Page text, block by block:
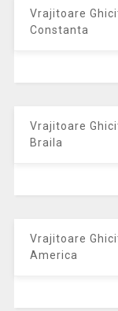
Vrajitoare
Constanta
Vrajitoare
Braila
Vrajitoare
America